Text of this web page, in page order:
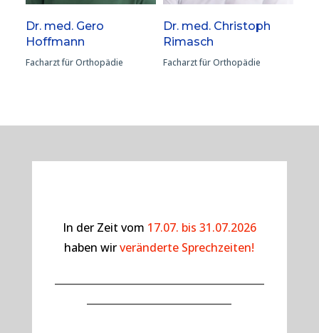
Dr. med. Gero
Hoffmann
Facharzt für Orthopädie
Dr. med. Christoph
Rimasch
Facharzt für Orthopädie
In der Zeit vom 17.07. bis 31.07.2026
haben wirveränderte Sprechzeiten!